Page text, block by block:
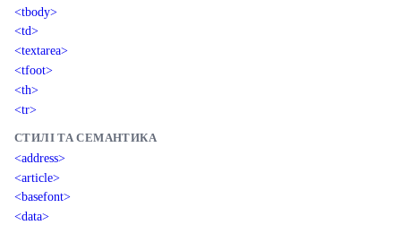
<tbody>
<td>
<textarea>
<tfoot>
<th>
<tr>
СТИЛІ ТА СЕМАНТИКА
<address>
<article>
<basefont>
<data>